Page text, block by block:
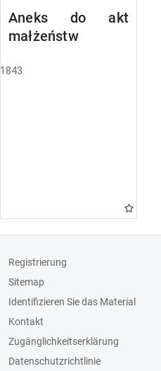
Aneks do akt
małżeństw
1843
Registrierung
Sitemap
Identifizieren Sie das Material
Kontakt
Zugänglichkeitserklärung
Datenschutzrichtlinie